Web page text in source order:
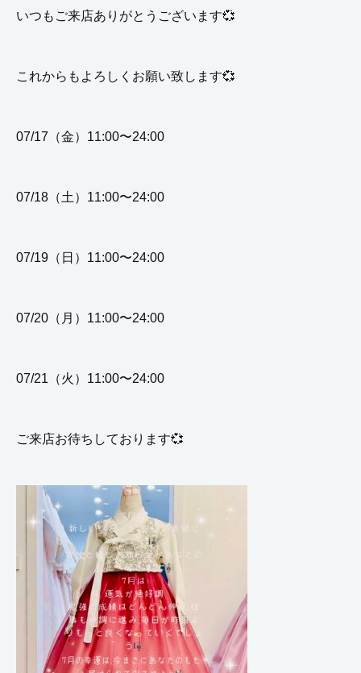
いつもご来店ありがとうございます💞
これからもよろしくお願い致します💞
07/17（金）11:00〜24:00
07/18（土）11:00〜24:00
07/19（日）11:00〜24:00
07/20（月）11:00〜24:00
07/21（火）11:00〜24:00
ご来店お待ちしております💞